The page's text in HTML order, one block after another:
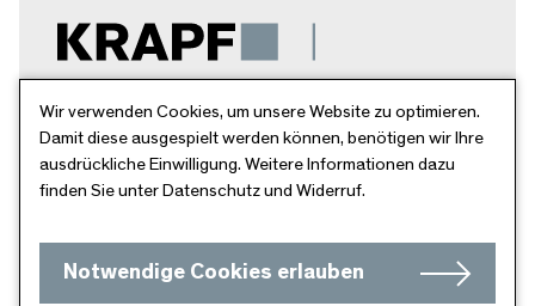
Krapf AG
Breitschachenstr. 52
9032 Engelburg
info@krapfag.ch
Wir verwenden Cookies, um unsere Website zu optimieren.
Damit diese ausgespielt werden können, benötigen wir Ihre
ausdrückliche Einwilligung. Weitere Informationen dazu
finden Sie unter Datenschutz und Widerruf.
Notwendige Cookies erlauben